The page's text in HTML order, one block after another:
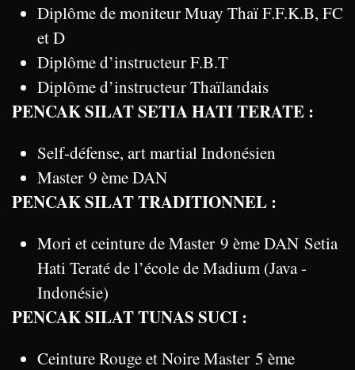
Diplôme de moniteur Muay Thaï F.F.K.B, FC
et D
Diplôme d’instructeur F.B.T
Diplôme d’instructeur Thaïlandais
PENCAK SILAT SETIA HATI TERATE :
Self-défense, art martial Indonésien
Master 9 ème DAN
PENCAK SILAT TRADITIONNEL :
Mori et ceinture de Master 9 ème DAN Setia
Hati Teraté de l’école de Madium (Java -
Indonésie)
PENCAK SILAT TUNAS SUCI :
Ceinture Rouge et Noire Master 5 ème